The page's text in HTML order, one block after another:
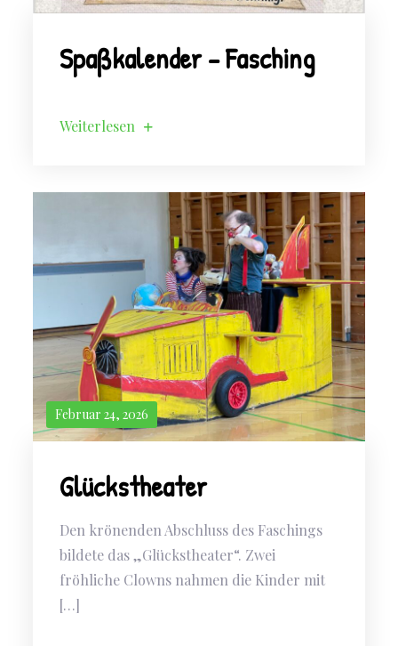
Spaßkalender – Fasching
Weiterlesen
Februar 24, 2026
Glückstheater
Den krönenden Abschluss des Faschings
bildete das „Glückstheater“. Zwei
fröhliche Clowns nahmen die Kinder mit
[…]